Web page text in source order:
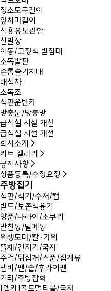
청소도구걸이
앞치마걸이
식용유보관함
신발장
이동/고정식 받침대
소독발판
손톱솔거치대
배식차
소독조
식판운반카
방충문/방충망
급식실 시설 개선
급식실 시설 개선
회사소개
키트 갤러리
공지사항
상품등록/수정요청
주방집기
식판/식기/수저/컵
받드/보존식용기
양푼/다라이/소쿠리
반찬통/밀폐통
위생도마/칼·가위
뜰채/건지기/국자
주걱/뒤집개/스푼/집게류
냄비/팬/솥/후라이팬
기타/주방잡화
[델키]골드멀티볼/국자